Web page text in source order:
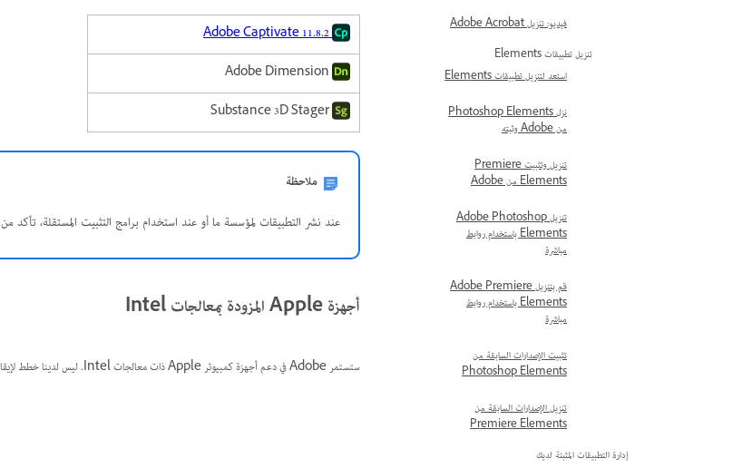
فيديو: تنزيل Adobe Acrobat
تنزيل تطبيقات Elements
استعد لتنزيل تطبيقات Elements
نزل Photoshop Elements
من Adobe وثبته
تنزيل وتثبيت Premiere
Elements من Adobe
تنزيل Adobe Photoshop
Elements باستخدام روابط
مباشرة
قم بتنزيل Adobe Premiere
Elements باستخدام روابط
مباشرة
تثبيت الإصدارات السابقة من
Photoshop Elements
تنزيل الإصدارات السابقة من
Premiere Elements
إدارة التطبيقات المثبتة لديك
Adobe Captivate 11.8.2
ملاحظة
عند نشر التطبيقات لمؤسسة ما أو عند استخدام برامج التثبيت المستقلة، تأكد من
أجهزة Apple المزودة بمعالجات Intel
ستستمر Adobe في دعم أجهزة كمبيوتر Apple ذات معالجات Intel. ليس لدينا خطط لإيقاف دعم هذه الأجهزة.